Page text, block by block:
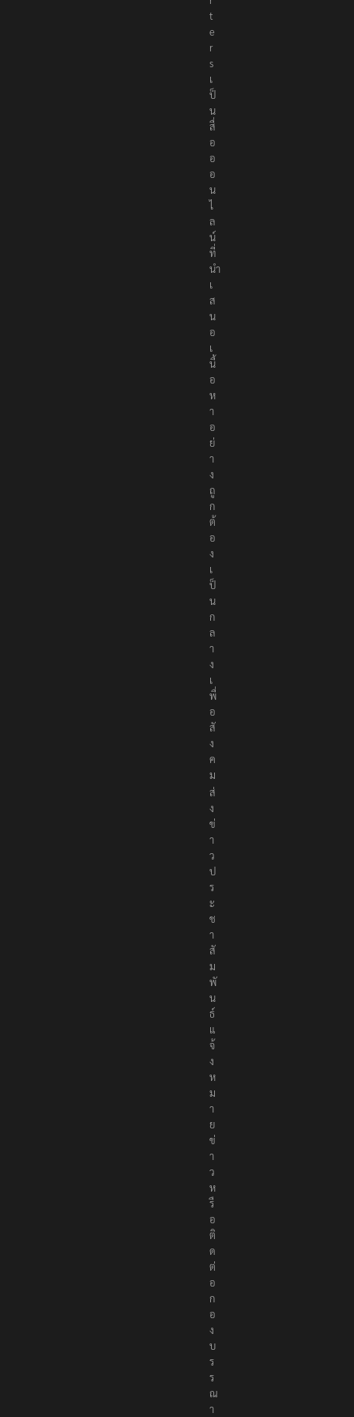
t
e
r
s
เ
ป็
น
สื่
อ
อ
อ
น
ไ
ล
น์
ที่
นำ
เ
ส
น
อ
เ
นื้
อ
ห
า
อ
ย่
า
ง
ถู
ก
ต้
อ
ง
เ
ป็
น
ก
ล
า
ง
เ
พื่
อ
สั
ง
ค
ม
ส่
ง
ข่
า
ว
ป
ร
ะ
ช
า
สั
ม
พั
น
ธ์
แ
จ้
ง
ห
ม
า
ย
ข่
า
ว
ห
รื
อ
ติ
ด
ต่
อ
ก
อ
ง
บ
ร
ร
ณ
า